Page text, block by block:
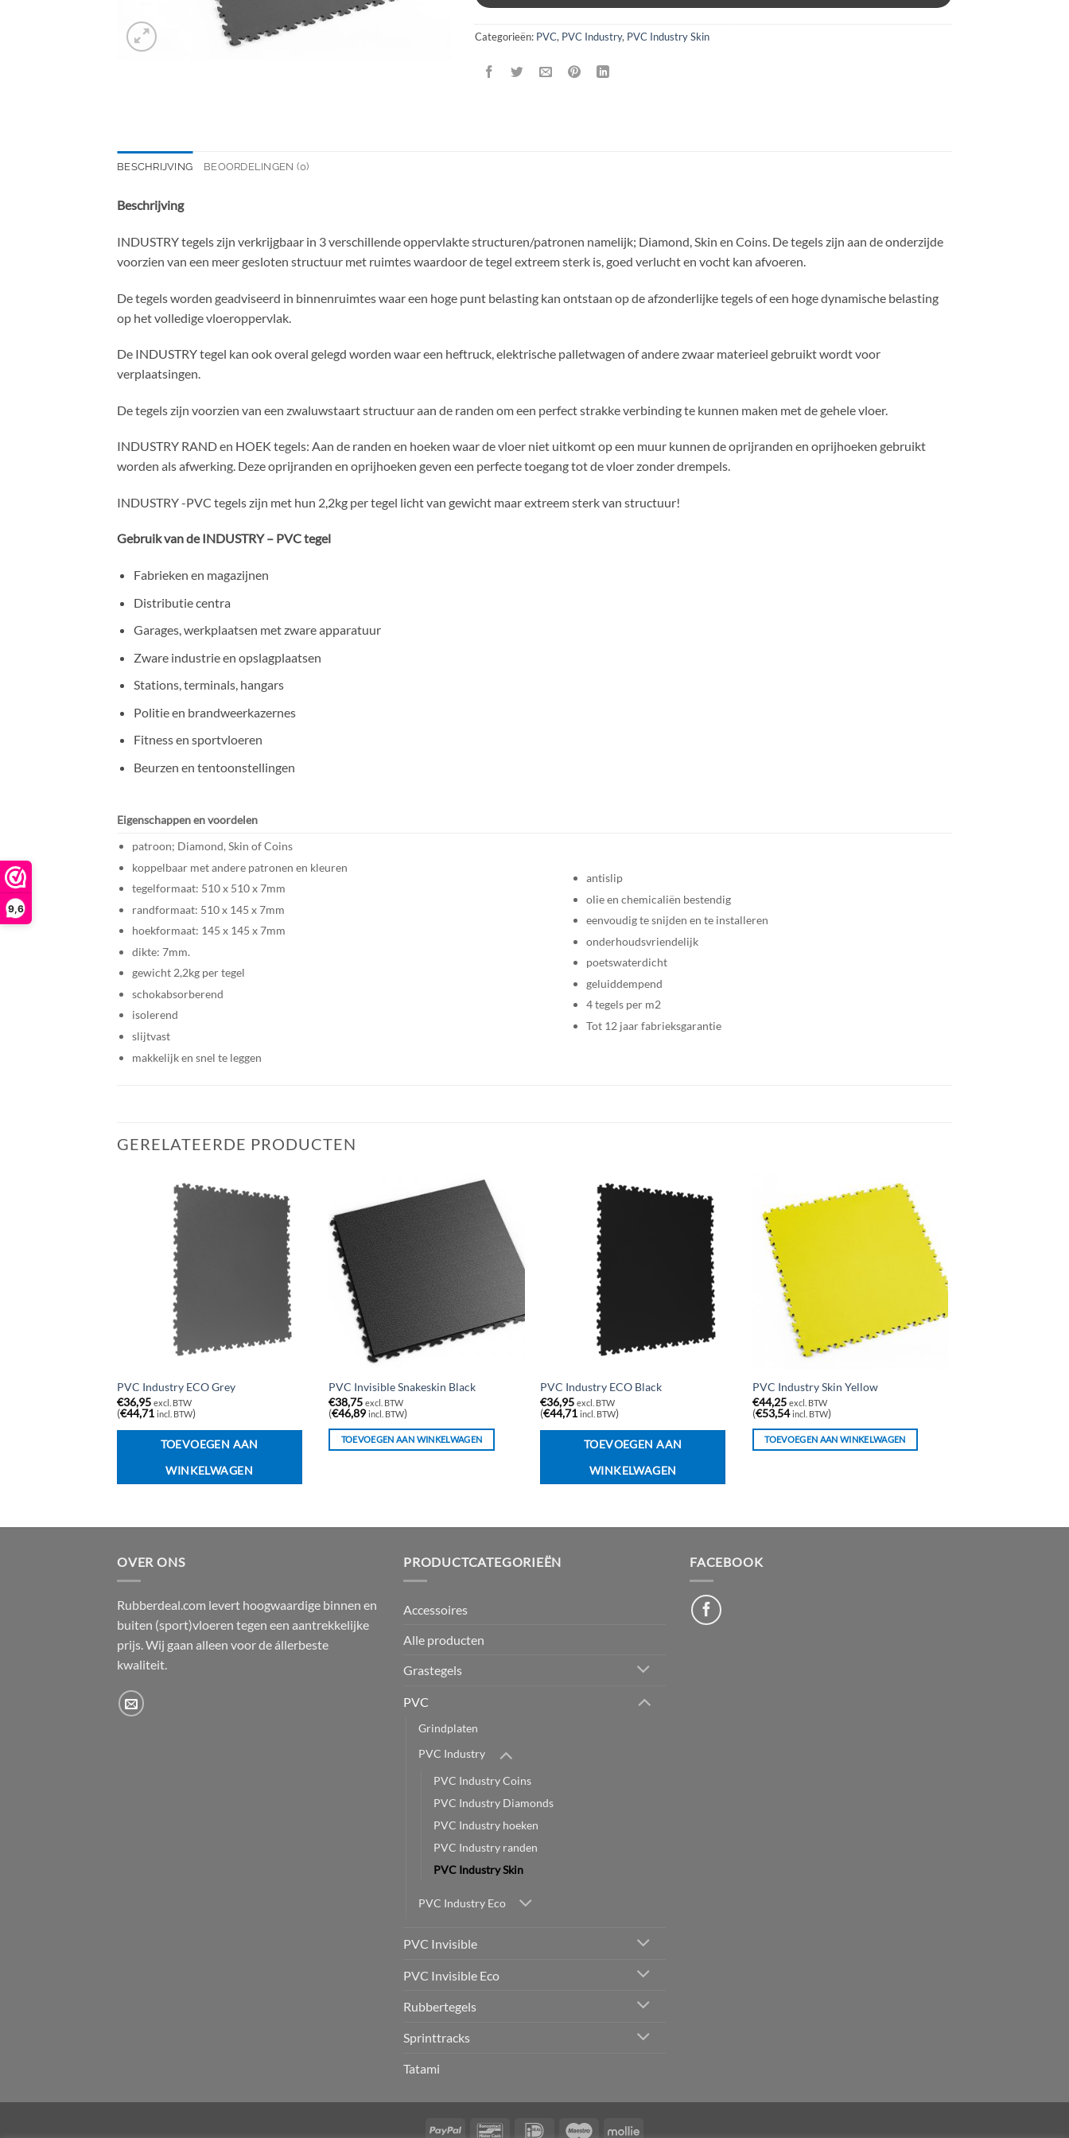
9,6
Categorieën: PVC, PVC Industry, PVC Industry Skin
BESCHRIJVING BEOORDELINGEN (0)
Beschrijving
INDUSTRY tegels zijn verkrijgbaar in 3 verschillende oppervlakte structuren/patronen namelijk; Diamond, Skin en Coins. De tegels zijn aan de onderzijde
voorzien van een meer gesloten structuur met ruimtes waardoor de tegel extreem sterk is, goed verlucht en vocht kan afvoeren.
De tegels worden geadviseerd in binnenruimtes waar een hoge punt belasting kan ontstaan op de afzonderlijke tegels of een hoge dynamische belasting
op het volledige vloeroppervlak.
De INDUSTRY tegel kan ook overal gelegd worden waar een heftruck, elektrische palletwagen of andere zwaar materieel gebruikt wordt voor
verplaatsingen.
De tegels zijn voorzien van een zwaluwstaart structuur aan de randen om een perfect strakke verbinding te kunnen maken met de gehele vloer.
INDUSTRY RAND en HOEK tegels: Aan de randen en hoeken waar de vloer niet uitkomt op een muur kunnen de oprijranden en oprijhoeken gebruikt
worden als afwerking. Deze oprijranden en oprijhoeken geven een perfecte toegang tot de vloer zonder drempels.
INDUSTRY -PVC tegels zijn met hun 2,2kg per tegel licht van gewicht maar extreem sterk van structuur!
Gebruik van de INDUSTRY – PVC tegel
Fabrieken en magazijnen
Distributie centra
Garages, werkplaatsen met zware apparatuur
Zware industrie en opslagplaatsen
Stations, terminals, hangars
Politie en brandweerkazernes
Fitness en sportvloeren
Beurzen en tentoonstellingen
Eigenschappen en voordelen
patroon; Diamond, Skin of Coins
koppelbaar met andere patronen en kleuren
tegelformaat: 510 x 510 x 7mm
randformaat: 510 x 145 x 7mm
hoekformaat: 145 x 145 x 7mm
dikte: 7mm.
gewicht 2,2kg per tegel
schokabsorberend
isolerend
slijtvast
makkelijk en snel te leggen
antislip
olie en chemicaliën bestendig
eenvoudig te snijden en te installeren
onderhoudsvriendelijk
poetswaterdicht
geluiddempend
4 tegels per m2
Tot 12 jaar fabrieksgarantie
GERELATEERDE PRODUCTEN
PVC Industry ECO Grey
€36,95 excl. BTW
(€44,71 incl. BTW)
TOEVOEGEN AAN
WINKELWAGEN
PVC Invisible Snakeskin Black
€38,75 excl. BTW
(€46,89 incl. BTW)
TOEVOEGEN AAN WINKELWAGEN
PVC Industry ECO Black
€36,95 excl. BTW
(€44,71 incl. BTW)
TOEVOEGEN AAN
WINKELWAGEN
PVC Industry Skin Yellow
€44,25 excl. BTW
(€53,54 incl. BTW)
TOEVOEGEN AAN WINKELWAGEN
OVER ONS
Rubberdeal.com levert hoogwaardige binnen en
buiten (sport)vloeren tegen een aantrekkelijke
prijs. Wij gaan alleen voor de állerbeste
kwaliteit.
PRODUCTCATEGORIEËN
Accessoires
Alle producten
Grastegels
PVC
Grindplaten
PVC Industry
PVC Industry Coins
PVC Industry Diamonds
PVC Industry hoeken
PVC Industry randen
PVC Industry Skin
PVC Industry Eco
PVC Invisible
PVC Invisible Eco
Rubbertegels
Sprinttracks
Tatami
FACEBOOK
PayPal BancontactIDeal Maestro Mollie